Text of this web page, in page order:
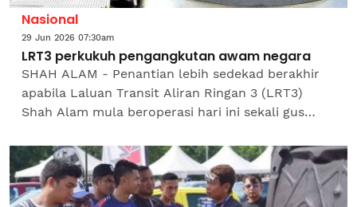
Nasional
29 Jun 2026 07:30am
LRT3 perkukuh pengangkutan awam negara
SHAH ALAM - Penantian lebih sedekad berakhir
apabila Laluan Transit Aliran Ringan 3 (LRT3)
Shah Alam mula beroperasi hari ini sekali gus
pengangkutan awam...